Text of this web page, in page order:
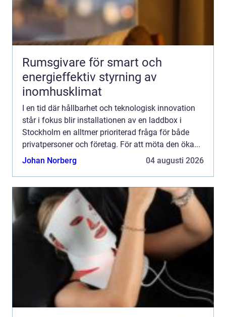
Rumsgivare för smart och
energieffektiv styrning av
inomhusklimat
I en tid där hållbarhet och teknologisk innovation
står i fokus blir installationen av en laddbox i
Stockholm en alltmer prioriterad fråga för både
privatpersoner och företag. För att möta den öka...
Johan Norberg
04 augusti 2026